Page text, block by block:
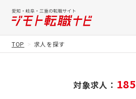
TOP 求人を探す
対象求人： 185